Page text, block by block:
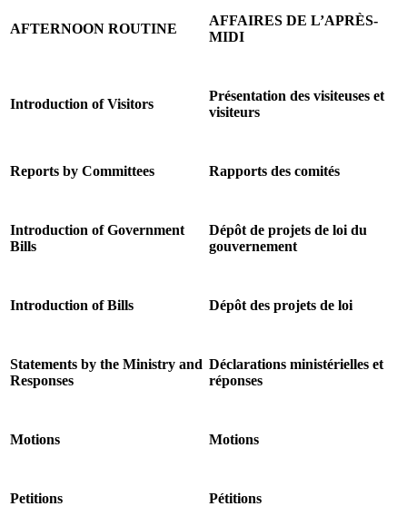
AFTERNOON ROUTINE
AFFAIRES DE L’APRÈS-
MIDI
Introduction of Visitors
Présentation des visiteuses et
visiteurs
Reports by Committees Rapports des comités
Introduction of Government
Bills
Dépôt de projets de loi du
gouvernement
Introduction of Bills Dépôt des projets de loi
Statements by the Ministry and
Responses
Déclarations ministérielles et
réponses
Motions Motions
Petitions Pétitions